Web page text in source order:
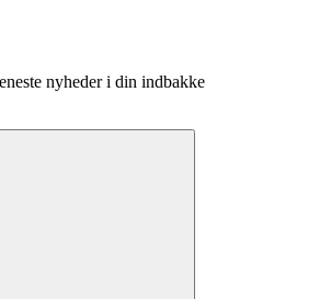
nyheder i din indbakke